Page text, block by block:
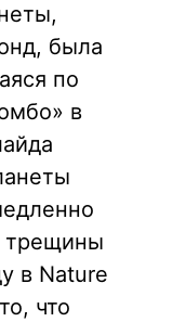
была
по
в
трещины
в Nature
что